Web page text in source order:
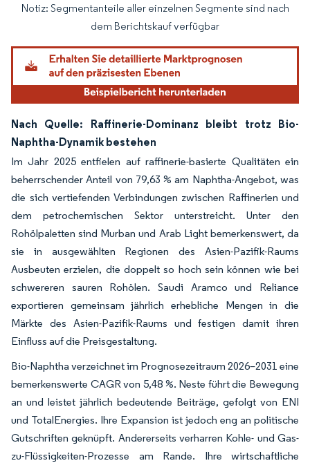
Bild © Mordor Intelligence. Wiederverwendung erfordert Namensnennung
Notiz: Segmentanteile aller einzelnen Segmente sind nach
dem Berichtskauf verfügbar
Nach Quelle: Raffinerie-Dominanz bleibt trotz Bio-
Naphtha-Dynamik bestehen
Im Jahr 2025 entfielen auf raffinerie-basierte Qualitäten ein
beherrschender Anteil von 79,63 % am Naphtha-Angebot, was
die sich vertiefenden Verbindungen zwischen Raffinerien und
dem petrochemischen Sektor unterstreicht. Unter den
Rohölpaletten sind Murban und Arab Light bemerkenswert, da
sie in ausgewählten Regionen des Asien-Pazifik-Raums
Ausbeuten erzielen, die doppelt so hoch sein können wie bei
schwereren sauren Rohölen. Saudi Aramco und Reliance
exportieren gemeinsam jährlich erhebliche Mengen in die
Märkte des Asien-Pazifik-Raums und festigen damit ihren
Einfluss auf die Preisgestaltung.
Bio-Naphtha verzeichnet im Prognosezeitraum 2026–2031 eine
bemerkenswerte CAGR von 5,48 %. Neste führt die Bewegung
an und leistet jährlich bedeutende Beiträge, gefolgt von ENI
und TotalEnergies. Ihre Expansion ist jedoch eng an politische
Gutschriften geknüpft. Andererseits verharren Kohle- und Gas-
zu-Flüssigkeiten-Prozesse am Rande. Ihre wirtschaftliche